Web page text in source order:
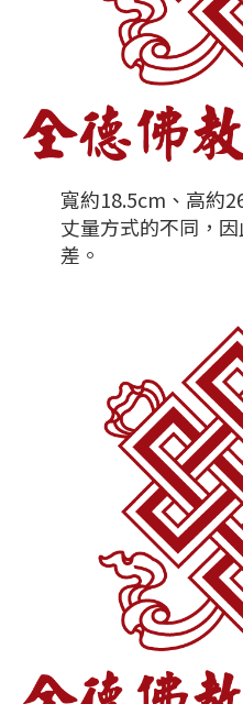
寬約18.5cm、高約
丈量方式的不同，
差。